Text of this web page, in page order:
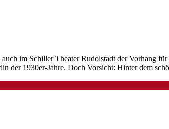
im Schiller Theater Rudolstadt der Vorhang
der 1930er-Jahre. Doch Vorsicht: Hinter dem